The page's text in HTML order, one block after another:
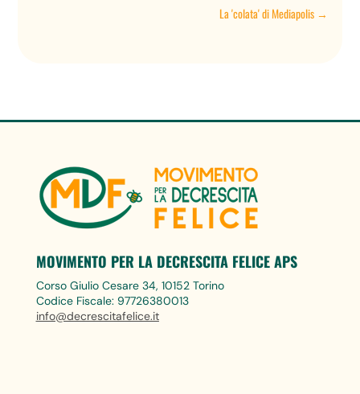
La 'colata' di Mediapolis→
MOVIMENTO PER LA DECRESCITA FELICE APS
Corso Giulio Cesare 34, 10152 Torino
Codice Fiscale: 97726380013
info@decrescitafelice.it